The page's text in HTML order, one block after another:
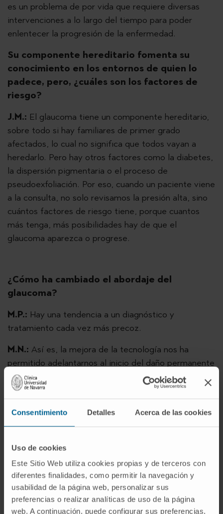
Consentimiento Detalles Acerca de las cookies
Uso de cookies
Este Sitio Web utiliza cookies propias y de terceros con
diferentes finalidades, como permitir la navegación y
usabilidad de la página web, personalizar sus
preferencias o realizar analíticas de uso de la página
web. A continuación, puede configurar sus preferencias,
es un problema de por vida que requiere diversas
intervenciones a lo largo del tiempo para poder
enlentecer la progresión de la enfermedad.
Su componente hereditario fomenta su
conocimiento en los entornos de quien lo
padece, pero, ¿cuáles son los factores de
riesgo?
J.M.: El glaucoma tiene un componente hereditario,
sobre todo si hay familiares de primer grado
afectados, lo cual no significa que todos vayan a
heredarlo. Pero hay otros factores como la diabetes,
la dispersión pigmentaria o el proceso de
pseudoexfoliación. Por eso, cuando un paciente viene
a la consulta, no solo revisamos la presión alta, sino
cuántos factores de riesgo tiene, porque cuantos
más tenga, más posibilidades hay de que el
glaucoma aparezca o progrese.
¿Cómo ha cambiado el abordaje del
glaucoma?
M.P.: Hay una tendencia a un diagnóstico y
tratamiento cada vez más precoz.
M.N.: Así es, la mejora de la tecnología nos ha
permitido adelantarnos al inicio del daño permanente
en el campo visual. En el diagnóstico, aunque la
campimetría computerizada sigue siendo el “patrón
coherencia óptica se ha demostrado como la mejor
herramienta para el diagnóstico precoz. Aunque esto
hace que el seguimiento se haya convertido en un
Además, se ha avanzado en la tolerancia del ojo a los
fármacos sin conservantes de años de uso y una
auténtica explosión de desarrollos en los diversos